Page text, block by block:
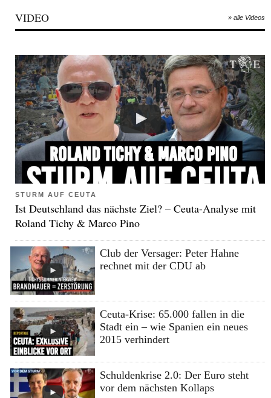
VIDEO » alle Videos
STURM AUF CEUTA
Ist Deutschland das nächste Ziel? – Ceuta-Analyse mit
Roland Tichy & Marco Pino
Club der Versager: Peter Hahne
rechnet mit der CDU ab
Ceuta-Krise: 65.000 fallen in die
Stadt ein – wie Spanien ein neues
2015 verhindert
Schuldenkrise 2.0: Der Euro steht
vor dem nächsten Kollaps